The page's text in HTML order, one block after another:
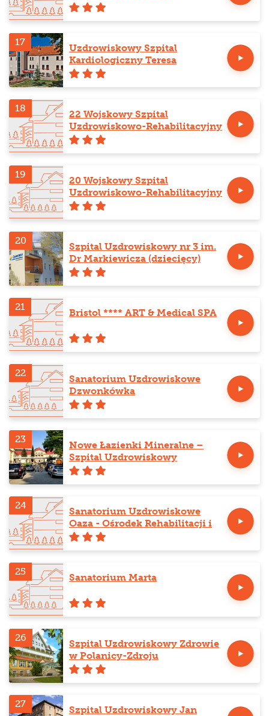
17
Uzdrowiskowy Szpital
Kardiologiczny Teresa
18
22 Wojskowy Szpital
Uzdrowiskowo-Rehabilitacyjny
19
20 Wojskowy Szpital
Uzdrowiskowo-Rehabilitacyjny
20
Szpital Uzdrowiskowy nr 3 im.
Dr Markiewicza (dziecięcy)
21
Bristol **** ART & Medical SPA
22
Sanatorium Uzdrowiskowe
Dzwonkówka
23
Nowe Łazienki Mineralne –
Szpital Uzdrowiskowy
24
Sanatorium Uzdrowiskowe
Oaza - Ośrodek Rehabilitacji i
Odnowy Biologicznej
25
Sanatorium Marta
26
Szpital Uzdrowiskowy Zdrowie
w Polanicy-Zdroju
27
Szpital Uzdrowiskowy Jan